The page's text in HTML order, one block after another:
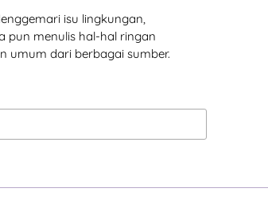
isu lingkungan,
pun menulis hal-hal ringan
umum dari berbagai sumber.